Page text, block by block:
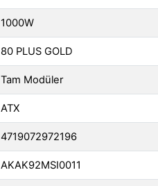
1000W
80 PLUS GOLD
Tam Modüler
ATX
4719072972196
AKAK92MSI0011